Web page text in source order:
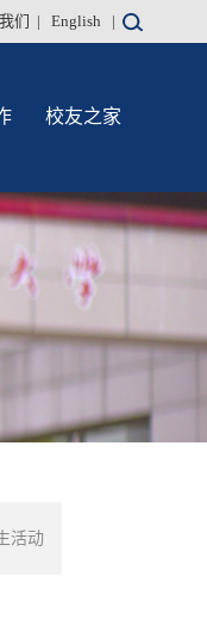
们 |English |
校友之家
活动